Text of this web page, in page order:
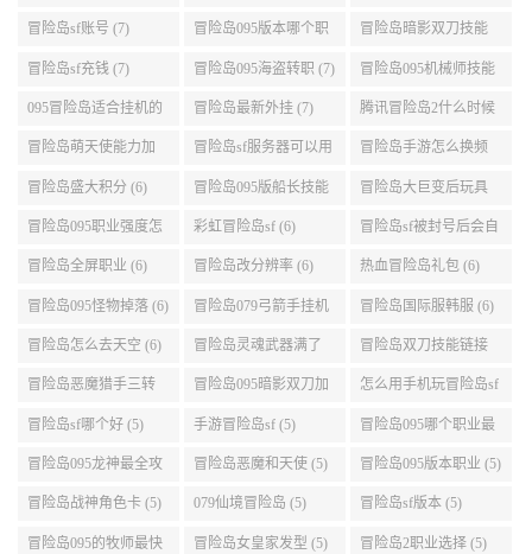
(8)
冒险岛sf账号 (7) 冒险岛095版本哪个职
业段数高些 (7)
冒险岛暗影双刀技能
加点095版本 (7)
冒险岛sf充钱 (7) 冒险岛095海盗转职 (7) 冒险岛095机械师技能
演示 (7)
095冒险岛适合挂机的
地图 (7)
冒险岛最新外挂 (7) 腾讯冒险岛2什么时候
公测 (7)
冒险岛萌天使能力加
点 (6)
冒险岛sf服务器可以用
自己电脑 (6)
冒险岛手游怎么换频
道 (6)
冒险岛盛大积分 (6) 冒险岛095版船长技能
介绍 (6)
冒险岛大巨变后玩具
城组队任务 (6)
冒险岛095职业强度怎
么选 (6)
彩虹冒险岛sf (6) 冒险岛sf被封号后会自
动关闭电脑 (6)
冒险岛全屏职业 (6) 冒险岛改分辨率 (6) 热血冒险岛礼包 (6)
冒险岛095怪物掉落 (6) 冒险岛079弓箭手挂机
升级的地方 (6)
冒险岛国际服韩服 (6)
冒险岛怎么去天空 (6) 冒险岛灵魂武器满了
(6)
冒险岛双刀技能链接
(5)
冒险岛恶魔猎手三转
技能加点顺序 (5)
冒险岛095暗影双刀加
点 (5)
怎么用手机玩冒险岛sf
(5)
冒险岛sf哪个好 (5) 手游冒险岛sf (5) 冒险岛095哪个职业最
好 (5)
冒险岛095龙神最全攻
略 (5)
冒险岛恶魔和天使 (5) 冒险岛095版本职业 (5)
冒险岛战神角色卡 (5) 079仙境冒险岛 (5) 冒险岛sf版本 (5)
冒险岛095的牧师最快 冒险岛女皇家发型 (5) 冒险岛2职业选择 (5)